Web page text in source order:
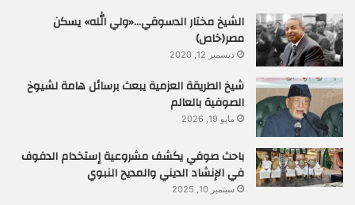
الشيخ مختار الدسوقي…«ولي الله» يسكن
مصر(خاص)
ديسمبر 12, 2020
شيخ الطريقة العزمية يبعث برسائل هامة لشيوخ
الصوفية بالعالم
مايو 19, 2026
باحث صوفي يكشف مشروعية إستخدام الدفوف
في الإنشاد الديني والمديح النبوي
سبتمبر 10, 2025